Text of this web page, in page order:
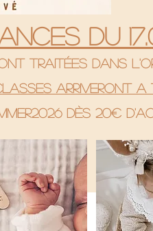
du
traitées dans
arriveront a
Dès 20€